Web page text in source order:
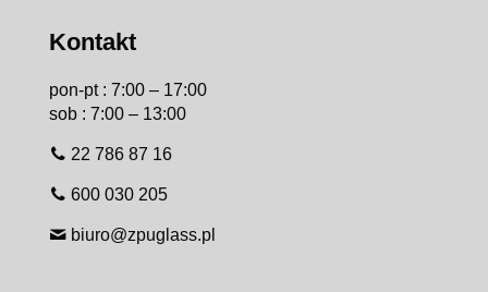
Kontakt
pon-pt : 7:00 – 17:00
sob : 7:00 – 13:00
22 786 87 16
600 030 205
biuro@zpuglass.pl